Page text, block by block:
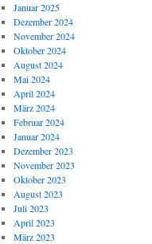
Januar 2025
Dezember 2024
November 2024
Oktober 2024
August 2024
Mai 2024
April 2024
März 2024
Februar 2024
Januar 2024
Dezember 2023
November 2023
Oktober 2023
August 2023
Juli 2023
April 2023
März 2023